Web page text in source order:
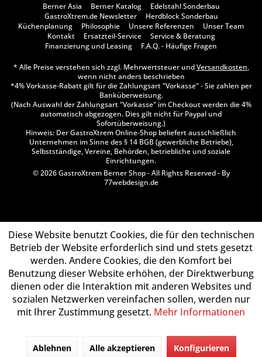
Berner Asia Berner Katalog
Edelstahl Sonderbau
GastroXtrem.de Newsletter
Herdblock Sonderbau
Küchenplanung
Philosophie Unsere Referenzen
Unser Team
Kontakt
Ersatzteil-Service
Service & Beratung
Finanzierung und Leasing
F.A.Q. - Häufige Fragen
* Alle Preise verstehen sich zzgl. Mehrwertsteuer undVersandkosten,
wenn nicht anders beschrieben
*4% Vorkasse-Rabatt gilt für die Zahlungsart "Vorkasse" - Sie zahlen per
Banküberweisung.
(Nach Auswahl der Zahlungsart "Vorkasse" im Checkout werden die 4%
automatisch abgezogen. Dies gilt nicht für Paypal und
Sofortüberweisung.)
Hinweis: Der GastroXtrem Online-Shop beliefert ausschließlich
Unternehmen im Sinne des § 14 BGB (gewerbliche Betriebe),
Selbstständige, Vereine, Behörden, betriebliche und soziale
Einrichtungen.
© 2026 GastroXtrem Berner Shop - All Rights Reserved - By
77webdesign.de
Diese Website benutzt Cookies, die für den technischen
Betrieb der Website erforderlich sind und stets gesetzt
werden. Andere Cookies, die den Komfort bei
Benutzung dieser Website erhöhen, der Direktwerbung
dienen oder die Interaktion mit anderen Websites und
sozialen Netzwerken vereinfachen sollen, werden nur
mit Ihrer Zustimmung gesetzt. Mehr Informationen
Ablehnen Alle akzeptieren Konfigurieren